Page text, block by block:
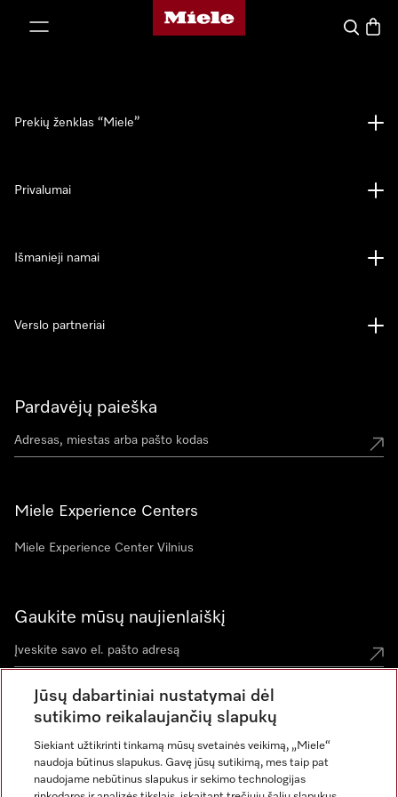
"Miele" pradžios tinklalapis
Paieška
Pardavėjų paieška
Miele Experience Centers
Miele Experience Center Vilnius
Gaukite mūsų naujienlaiškį
Prekių ženklas “Miele”
Privalumai
Išmanieji namai
Verslo partneriai
Jūsų dabartiniai nustatymai dėl
sutikimo reikalaujančių slapukų
Siekiant užtikrinti tinkamą mūsų svetainės veikimą, „Miele“
naudoja būtinus slapukus. Gavę jūsų sutikimą, mes taip pat
naudojame nebūtinus slapukus ir sekimo technologijas